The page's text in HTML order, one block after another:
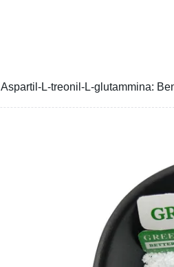
Aspartil-L-treonil-L-glutammina: